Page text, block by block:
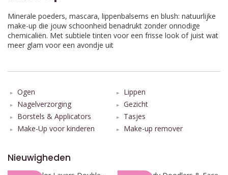
Minerale poeders, mascara, lippenbalsems en blush: natuurlijke
make-up die jouw schoonheid benadrukt zonder onnodige
chemicaliën. Met subtiele tinten voor een frisse look of juist wat
meer glam voor een avondje uit
Ogen
Lippen
Nagelverzorging
Gezicht
Borstels & Applicators
Tasjes
Make-Up voor kinderen
Make-up remover
Nieuwigheden